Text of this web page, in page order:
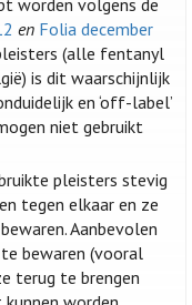
en Folia december
(alle fentanyl
is dit waarschijnlijk
en ‘off-label’
niet gebruikt
pleisters stevig
tegen elkaar en ze
Aanbevolen
bewaren (vooral
terug te brengen